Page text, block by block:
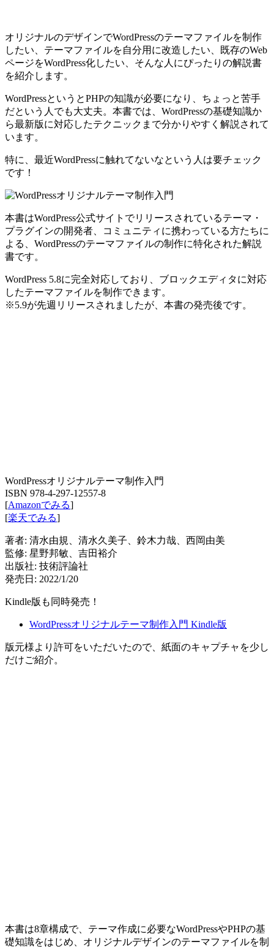
オリジナルのデザインでWordPressのテーマファイルを制作
したい、テーマファイルを自分用に改造したい、既存のWeb
ページをWordPress化したい、そんな人にぴったりの解説書
を紹介します。
WordPressというとPHPの知識が必要になり、ちょっと苦手
だという人でも大丈夫。本書では、WordPressの基礎知識か
ら最新版に対応したテクニックまで分かりやすく解説されて
います。
特に、最近WordPressに触れてないなという人は要チェック
です！
本書はWordPress公式サイトでリリースされているテーマ・
プラグインの開発者、コミュニティに携わっている方たちに
よる、 WordPressのテーマファイルの制作に特化された解説
書です。
WordPress 5.8に完全対応しており、ブロックエディタに対応
したテーマファイルを制作できます。
※5.9が先週リリースされましたが、本書の発売後です。
WordPressオリジナルテーマ制作入門
ISBN 978-4-297-12557-8
[Amazonでみる]
[楽天でみる]
著者: 清水由規、清水久美子、鈴木力哉、西岡由美
監修: 星野邦敏、吉田裕介
出版社: 技術評論社
発売日: 2022/1/20
Kindle版も同時発売！
WordPressオリジナルテーマ制作入門 Kindle版
版元様より許可をいただいたので、紙面のキャプチャを少し
だけご紹介。
本書は8章構成で、テーマ作成に必要なWordPressやPHPの基
礎知識をはじめ、オリジナルデザインのテーマファイルを制